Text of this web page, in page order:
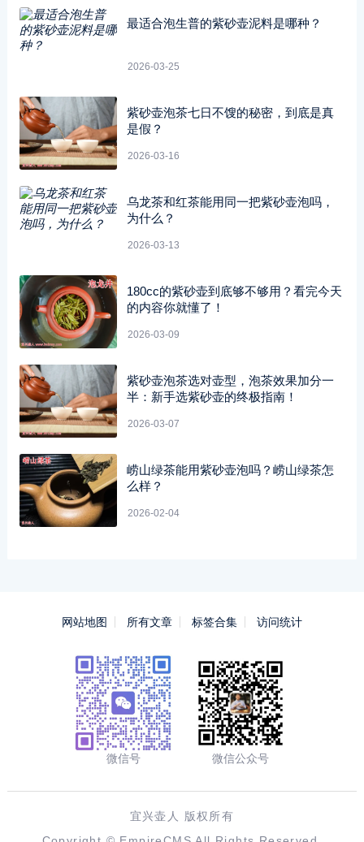
最适合泡生普的紫砂壶泥料是哪种？
2026-03-25
紫砂壶泡茶七日不馊的秘密，到底是真
是假？
2026-03-16
乌龙茶和红茶能用同一把紫砂壶泡吗，
为什么？
2026-03-13
180cc的紫砂壶到底够不够用？看完今天
的内容你就懂了！
2026-03-09
紫砂壶泡茶选对壶型，泡茶效果加分一
半：新手选紫砂壶的终极指南！
2026-03-07
崂山绿茶能用紫砂壶泡吗？崂山绿茶怎
么样？
2026-02-04
网站地图 所有文章 标签合集 访问统计
微信号 微信公众号
宜兴壶人 版权所有